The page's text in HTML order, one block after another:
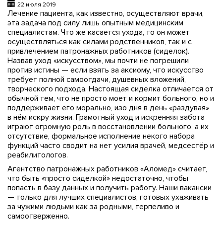
22 июля 2019
Лечение пациента, как известно, осуществляют врачи,
эта задача под силу лишь опытным медицинским
специалистам. Что же касается ухода, то он может
осуществляться как силами родственников, так и с
привлечением патронажных работников (сиделок).
Назвав уход «искусством», мы почти не погрешили
против истины — если взять за аксиому, что искусство
требует полной самоотдачи, душевных вложений,
творческого подхода. Настоящая сиделка отличается от
обычной тем, что не просто моет и кормит больного, но и
поддерживает его морально, изо дня в день «раздувая»
в нём искру жизни. Грамотный уход и искренняя забота
играют огромную роль в восстановлении больного, а их
отсутствие, формальное исполнение некого набора
функций часто сводит на нет усилия врачей, медсестёр и
реабилитологов.
Агентство патронажных работников «Аломед» считает,
что быть «просто сиделкой» недостаточно, чтобы
попасть в базу данных и получить работу. Наши вакансии
— только для лучших специалистов, готовых ухаживать
за чужими людьми как за родными, терпеливо и
самоотверженно.